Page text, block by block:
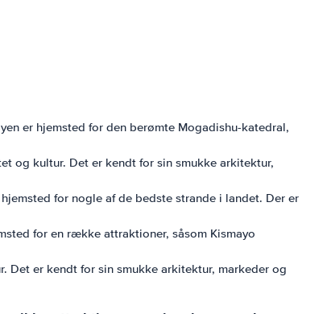
er hjemsted for den berømte Mogadishu-katedral,
og kultur. Det er kendt for sin smukke arkitektur,
for nogle af de bedste strande i landet. Der er
for en række attraktioner, såsom Kismayo
Det er kendt for sin smukke arkitektur, markeder og